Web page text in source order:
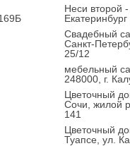
Неси второй
Екатеринбург
Свадебный
Санкт-
25/12
мебельный
248000, г.
Цветочный
Сочи, жилой
141
Цветочный
Туапсе, ул.